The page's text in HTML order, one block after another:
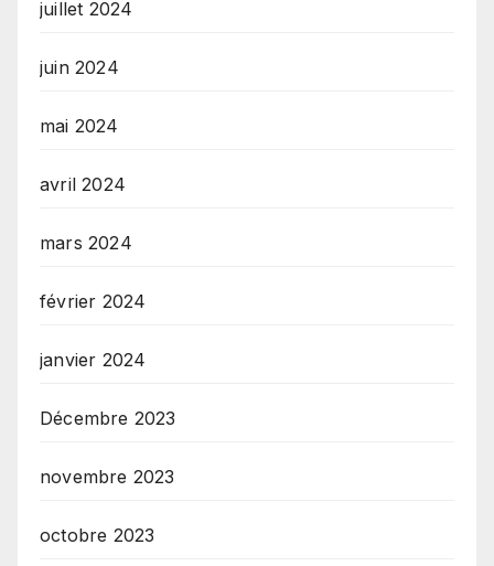
juillet 2024
juin 2024
mai 2024
avril 2024
mars 2024
février 2024
janvier 2024
Décembre 2023
novembre 2023
octobre 2023